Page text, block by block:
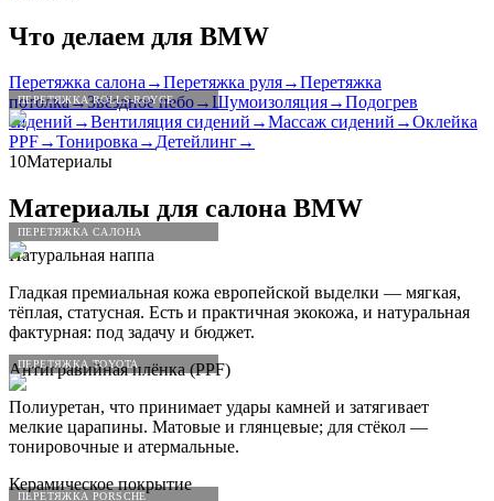
ПЕРЕТЯЖКА ROLLS-ROYCE
ПЕРЕТЯЖКА САЛОНА
ПЕРЕТЯЖКА TOYOTA
ПЕРЕТЯЖКА PORSCHE
Что делаем для BMW
Перетяжка салона→Перетяжка руля→Перетяжка
потолка→Звёздное небо→Шумоизоляция→Подогрев
сидений →Вентиляция сидений →Массаж сидений →Оклейка
PPF→Тонировка→Детейлинг→
10Материалы
Материалы для салона BMW
Натуральная наппа
Гладкая премиальная кожа европейской выделки — мягкая,
тёплая, статусная. Есть и практичная экокожа, и натуральная
фактурная: под задачу и бюджет.
Антигравийная плёнка (PPF)
Полиуретан, что принимает удары камней и затягивает
мелкие царапины. Матовые и глянцевые; для стёкол —
тонировочные и атермальные.
Керамическое покрытие